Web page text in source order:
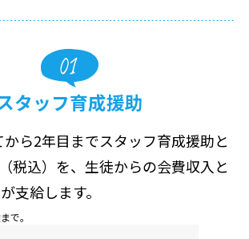
タッフ育成援助
ら2年目までスタッフ育成援助と
税込）を、生徒からの会費収入と
支給します。
で。